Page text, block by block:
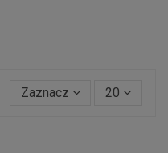
Zaznacz 20